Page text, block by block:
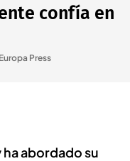
confía en
Europa Press
ha abordado su